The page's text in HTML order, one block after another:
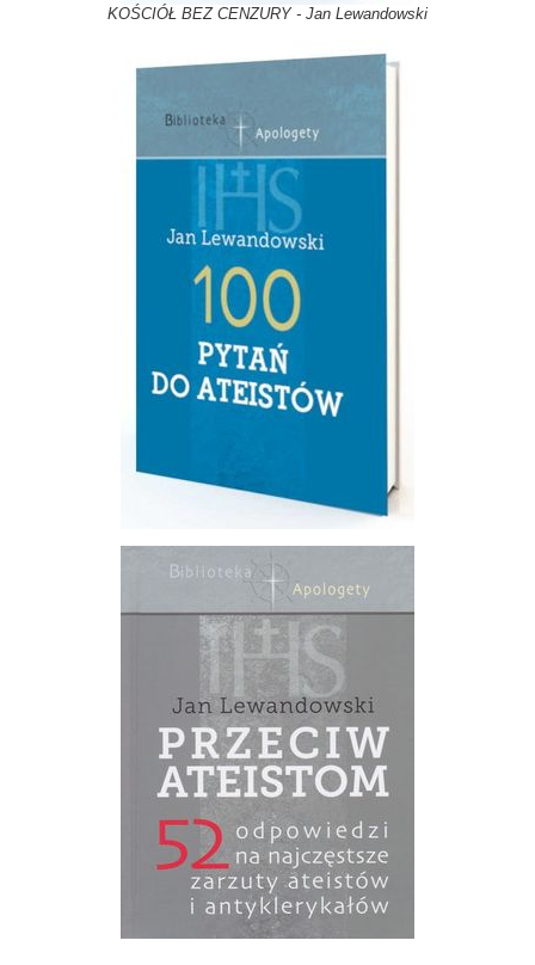
KOŚCIÓŁ BEZ CENZURY - Jan Lewandowski